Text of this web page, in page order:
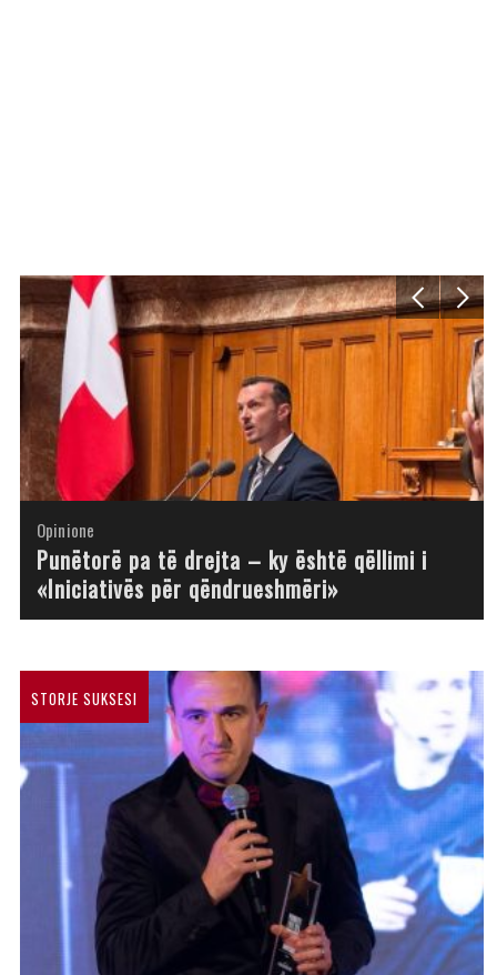
Opinione
Opinione
Punëtorë pa të drejta – ky është qëllimi i
«Iniciativës për qëndrueshmëri»
Opinione
Opinione
Opinione
Opinione
Opinione
Opinione
STORJE SUKSESI